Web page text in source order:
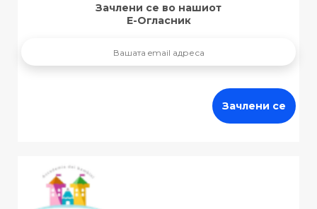
Зачлени се во нашиот
Е-Огласник